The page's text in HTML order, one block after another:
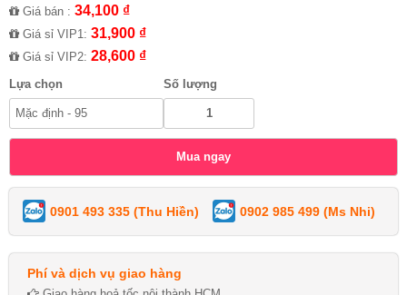
Giá bán : 34,100 ₫
Giá sỉ VIP1: 31,900 ₫
Giá sỉ VIP2: 28,600 ₫
Lựa chọn Số lượng
0901 493 335 (Thu Hiền) 0902 985 499 (Ms Nhi)
Phí và dịch vụ giao hàng